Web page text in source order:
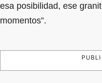
esa posibilidad, ese
momentos”.